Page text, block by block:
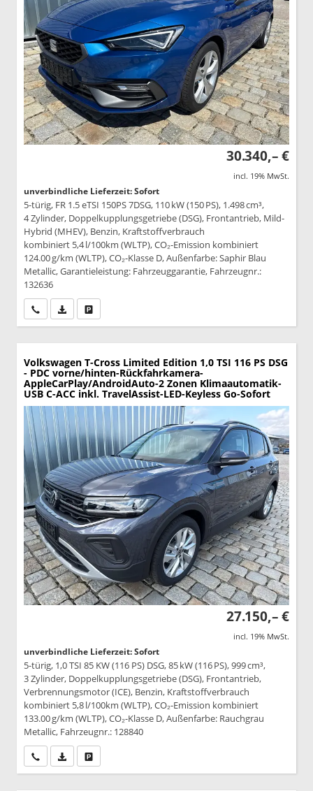
30.340,– €
incl. 19% MwSt.
unverbindliche Lieferzeit: Sofort
5-türig, FR 1.5 eTSI 150PS 7DSG, 110 kW (150 PS), 1.498 cm³,
4 Zylinder, Doppelkupplungsgetriebe (DSG), Frontantrieb, Mild-
Hybrid (MHEV), Benzin, Kraftstoffverbrauch
kombiniert 5,4 l/100km (WLTP), CO₂-Emission kombiniert
124.00 g/km (WLTP), CO₂-Klasse D, Außenfarbe: Saphir Blau
Metallic, Garantieleistung: Fahrzeuggarantie, Fahrzeugnr.:
132636
Wir rufen Sie anPDF-Datei, Fahrzeugexposé drucken
Volkswagen T-Cross Limited Edition 1,0 TSI 116 PS DSG
- PDC vorne/hinten-Rückfahrkamera-
AppleCarPlay/AndroidAuto-2 Zonen Klimaautomatik-
USB C-ACC inkl. TravelAssist-LED-Keyless Go-Sofort
27.150,– €
incl. 19% MwSt.
unverbindliche Lieferzeit: Sofort
5-türig, 1,0 TSI 85 KW (116 PS) DSG, 85 kW (116 PS), 999 cm³,
3 Zylinder, Doppelkupplungsgetriebe (DSG), Frontantrieb,
Verbrennungsmotor (ICE), Benzin, Kraftstoffverbrauch
kombiniert 5,8 l/100km (WLTP), CO₂-Emission kombiniert
133.00 g/km (WLTP), CO₂-Klasse D, Außenfarbe: Rauchgrau
Metallic, Fahrzeugnr.: 128840
Wir rufen Sie anPDF-Datei, Fahrzeugexposé drucken